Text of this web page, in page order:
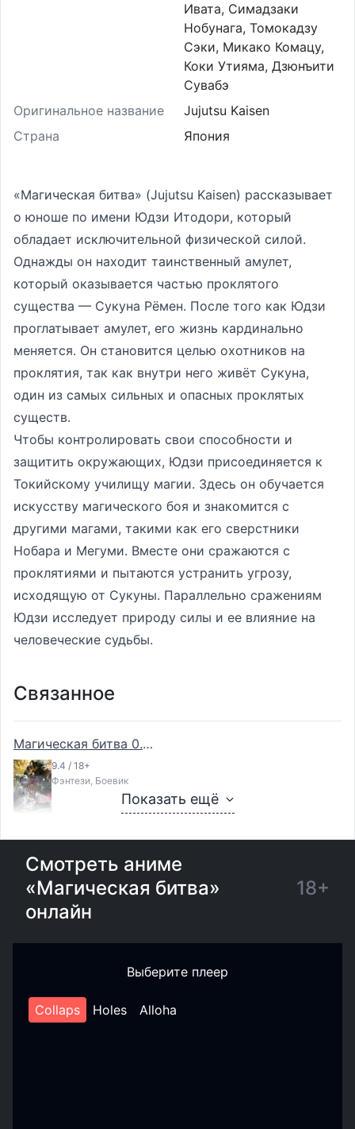
Ивата, Симадзаки
Нобунага, Томокадзу
Сэки, Микако Комацу,
Коки Утияма, Дзюнъити
Сувабэ
Оригинальное название
Jujutsu Kaisen
Страна
Япония
«Магическая битва» (Jujutsu Kaisen) рассказывает
о юноше по имени Юдзи Итодори, который
обладает исключительной физической силой.
Однажды он находит таинственный амулет,
который оказывается частью проклятого
существа — Сукуна Рёмен. После того как Юдзи
проглатывает амулет, его жизнь кардинально
меняется. Он становится целью охотников на
проклятия, так как внутри него живёт Сукуна,
один из самых сильных и опасных проклятых
существ.
Чтобы контролировать свои способности и
защитить окружающих, Юдзи присоединяется к
Токийскому училищу магии. Здесь он обучается
искусству магического боя и знакомится с
другими магами, такими как его сверстники
Нобара и Мегуми. Вместе они сражаются с
проклятиями и пытаются устранить угрозу,
исходящую от Сукуны. Параллельно сражениям
Юдзи исследует природу силы и ее влияние на
человеческие судьбы.
Связанное
Магическая битва 0.
Фильм9.4 / 18+
Фэнтези, Боевик
Показать ещё
Смотреть аниме
«Магическая битва»
онлайн
18+
Выберите плеер
Collaps Holes Alloha